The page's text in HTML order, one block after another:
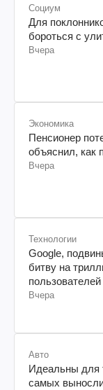
Социум
С ними не
Социум
Для
бороться с
Вчера
Экономика
Пенсионер
объяснил, как
Вчера
Технологии
Google,
битву на